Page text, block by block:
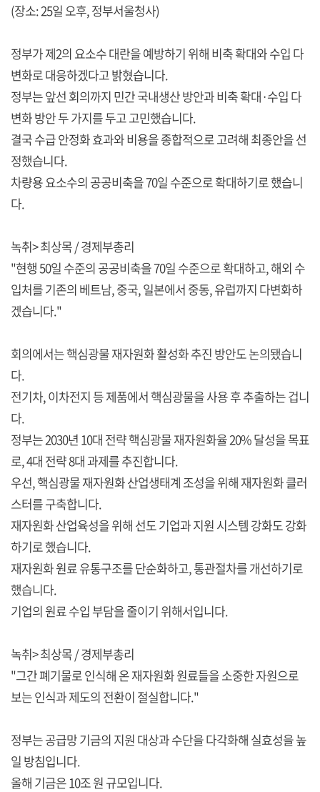
(장소: 25일 오후, 정부서울청사)
정부가 제2의 요소수 대란을 예방하기 위해 비축 확대와 수입 다
변화로 대응하겠다고 밝혔습니다.
정부는 앞선 회의까지 민간 국내생산 방안과 비축 확대·수입 다
변화 방안 두 가지를 두고 고민했습니다.
결국 수급 안정화 효과와 비용을 종합적으로 고려해 최종안을 선
정했습니다.
차량용 요소수의 공공비축을 70일 수준으로 확대하기로 했습니
다.
녹취> 최상목 / 경제부총리
"현행 50일 수준의 공공비축을 70일 수준으로 확대하고, 해외 수
입처를 기존의 베트남, 중국, 일본에서 중동, 유럽까지 다변화하
겠습니다."
회의에서는 핵심광물 재자원화 활성화 추진 방안도 논의됐습니
다.
전기차, 이차전지 등 제품에서 핵심광물을 사용 후 추출하는 겁니
다.
정부는 2030년 10대 전략 핵심광물 재자원화율 20% 달성을 목표
로, 4대 전략 8대 과제를 추진합니다.
우선, 핵심광물 재자원화 산업생태계 조성을 위해 재자원화 클러
스터를 구축합니다.
재자원화 산업육성을 위해 선도 기업과 지원 시스템 강화도 강화
하기로 했습니다.
재자원화 원료 유통구조를 단순화하고, 통관절차를 개선하기로
했습니다.
기업의 원료 수입 부담을 줄이기 위해서입니다.
녹취> 최상목 / 경제부총리
"그간 폐기물로 인식해 온 재자원화 원료들을 소중한 자원으로
보는 인식과 제도의 전환이 절실합니다."
정부는 공급망 기금의 지원 대상과 수단을 다각화해 실효성을 높
일 방침입니다.
올해 기금은 10조 원 규모입니다.